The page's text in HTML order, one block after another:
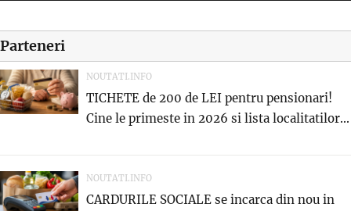
Parteneri
NOUTATI.INFO
TICHETE de 200 de LEI pentru pensionari!
Cine le primeste in 2026 si lista localitatilor...
NOUTATI.INFO
CARDURILE SOCIALE se incarca din nou in